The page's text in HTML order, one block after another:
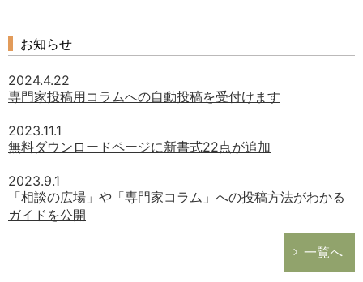
お知らせ
2024.4.22
専門家投稿用コラムへの自動投稿を受付けます
2023.11.1
無料ダウンロードページに新書式22点が追加
2023.9.1
「相談の広場」や「専門家コラム」への投稿方法がわかる
ガイドを公開
一覧へ